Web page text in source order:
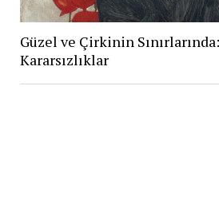
Güzel ve Çirkinin
Kararsızlıklar